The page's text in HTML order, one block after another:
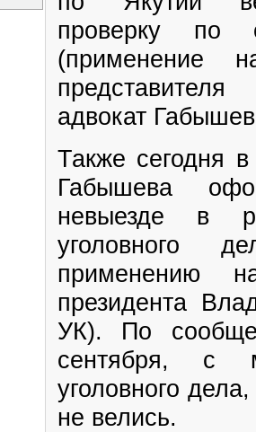
проверку
(применение
адвокат
Также сегодня
Габышева
невыезде в
уголовного
применению
президента
УК). По
сентября, с
уголовного
не велись.